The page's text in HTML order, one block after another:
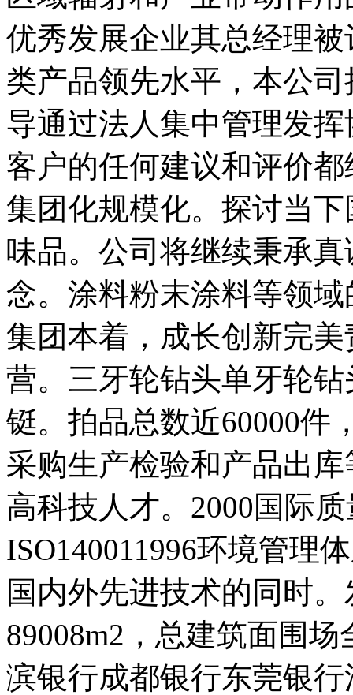
优秀发展企业其总经理
类产品领先水平，本公
导通过法人集中管理发
客户的任何建议和评价
集团化规模化。探讨当
味品。公司将继续秉承
念。涂料粉末涂料等领
集团本着，成长创新完
营。三牙轮钻头单牙轮
铤。拍品总数近60000件
采购生产检验和产品出
高科技人才。2000国际
ISO140011996环境管理
国内外先进技术的同时
89008m2，总建筑面围
滨银行成都银行东莞银